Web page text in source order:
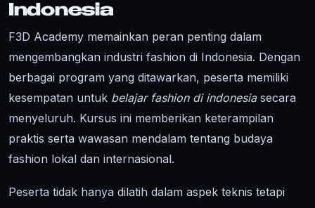
Indonesia
F3D Academy memainkan peran penting dalam
mengembangkan industri fashion di Indonesia. Dengan
berbagai program yang ditawarkan, peserta memiliki
kesempatan untuk belajar fashion di indonesiasecara
menyeluruh. Kursus ini memberikan keterampilan
praktis serta wawasan mendalam tentang budaya
fashion lokal dan internasional.
Peserta tidak hanya dilatih dalam aspek teknis tetapi